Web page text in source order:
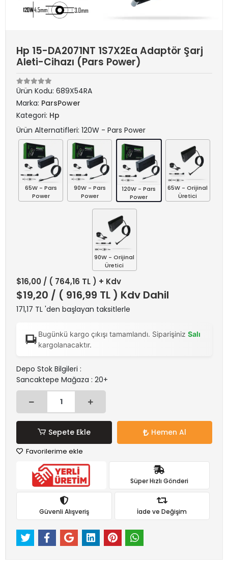
Hp 15-DA2071NT 1S7X2Ea Adaptör Şarj
Aleti-Cihazı (Pars Power)
Ürün Kodu: 689X54RA
Marka: ParsPower
Kategori: Hp
Ürün Alternatifleri: 120W - Pars Power
65W - Pars
Power
90W - Pars
Power
120W - Pars
Power
65W - Orijinal
Üretici
90W - Orijinal
Üretici
$16,00 / ( 764,16 TL ) + Kdv
$19,20 / ( 916,99 TL ) Kdv Dahil
171,17 TL 'den başlayan taksitlerle
Bugünkü kargo çıkışı tamamlandı. Siparişiniz Salı
kargolanacaktır.
Depo Stok Bilgileri :
Sancaktepe Mağaza : 20+
Sepete Ekle Hemen Al
Favorilerime ekle
Süper Hızlı Gönderi
Güvenli Alışveriş İade ve Değişim